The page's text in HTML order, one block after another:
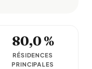
80,0 %
RÉSIDENCES
PRINCIPALES